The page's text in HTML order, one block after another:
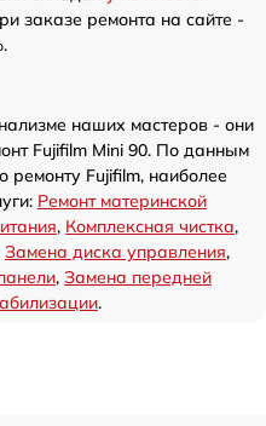
заказе ремонта на сайте -
наших мастеров - они
Fujifilm Mini 90. По данным
ремонту Fujifilm, наиболее
Ремонт материнской
, Комплексная чистка,
Замена диска управления,
, Замена передней
.